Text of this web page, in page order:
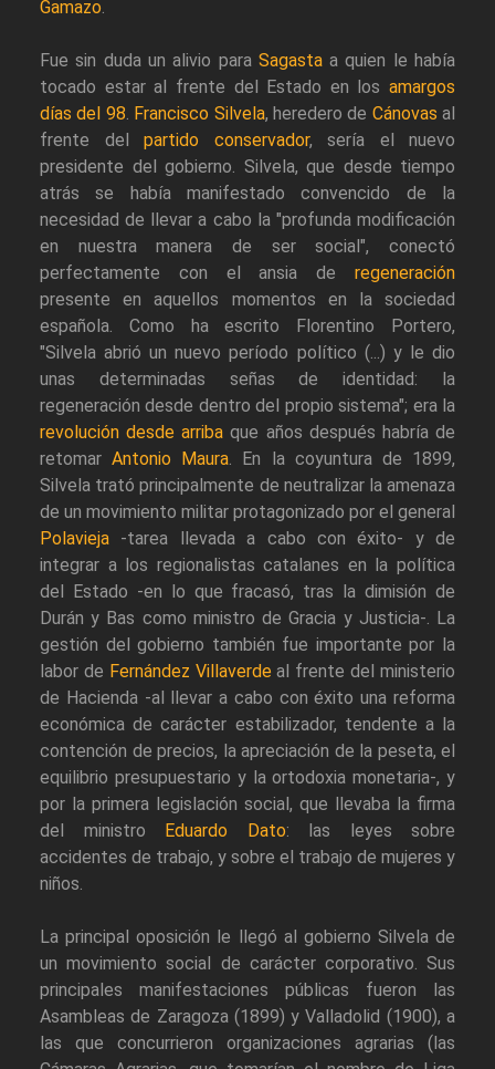
Gamazo.
Fue sin duda un alivio para Sagastaa quien le había
tocado estar al frente del Estado en los amargos
días del 98. Francisco Silvela, heredero de Cánovas al
frente del partido conservador, sería el nuevo
presidente del gobierno. Silvela, que desde tiempo
atrás se había manifestado convencido de la
necesidad de llevar a cabo la "profunda modificación
en nuestra manera de ser social", conectó
perfectamente con el ansia de regeneración
presente en aquellos momentos en la sociedad
española. Como ha escrito Florentino Portero,
"Silvela abrió un nuevo período político (...) y le dio
unas determinadas señas de identidad: la
regeneración desde dentro del propio sistema"; era la
revolución desde arriba que años después habría de
retomarAntonio Maura. En la coyuntura de 1899,
Silvela trató principalmente de neutralizar la amenaza
de un movimiento militar protagonizado por el general
Polavieja -tarea llevada a cabo con éxito- y de
integrar a los regionalistas catalanes en la política
del Estado -en lo que fracasó, tras la dimisión de
Durán y Bas como ministro de Gracia y Justicia-. La
gestión del gobierno también fue importante por la
labor de Fernández Villaverde al frente del ministerio
de Hacienda -al llevar a cabo con éxito una reforma
económica de carácter estabilizador, tendente a la
contención de precios, la apreciación de la peseta, el
equilibrio presupuestario y la ortodoxia monetaria-, y
por la primera legislación social, que llevaba la firma
del ministro
Eduardo Dato: las leyes sobre
accidentes de trabajo, y sobre el trabajo de mujeres y
niños.
La principal oposición le llegó al gobierno Silvela de
un movimiento social de carácter corporativo. Sus
principales manifestaciones públicas fueron las
Asambleas de Zaragoza (1899) y Valladolid (1900), a
las que concurrieron organizaciones agrarias (las